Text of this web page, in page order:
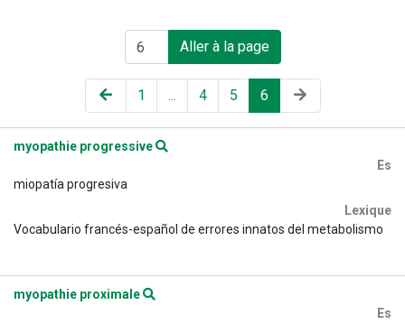
1 ... 4 5 6
Aller à la page
myopathie progressive
Es
miopatía progresiva
Lexique
Vocabulario francés-español de errores innatos del metabolismo
myopathie proximale
Es